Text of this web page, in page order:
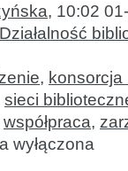
, 10:02
Działalność
, konsorcja
sieci
współpraca,
wyłączona